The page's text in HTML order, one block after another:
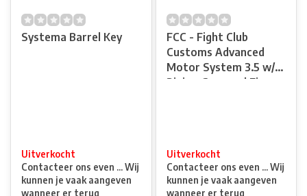
Systema Barrel Key
Uitverkocht
Contacteer ons even ... Wij
kunnen je vaak aangeven
wanneer er terug
FCC - Fight Club
Customs Advanced
Motor System 3.5 w/
Pinion Gear and Fix
Uitverkocht
Contacteer ons even ... Wij
kunnen je vaak aangeven
wanneer er terug